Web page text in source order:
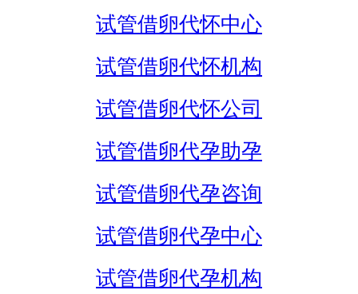
试管借卵代怀中心
试管借卵代怀机构
试管借卵代怀公司
试管借卵代孕助孕
试管借卵代孕咨询
试管借卵代孕中心
试管借卵代孕机构